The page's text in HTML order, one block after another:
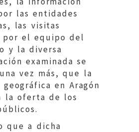
las entidades
las visitas
por el equipo del
y la diversa
examinada se
vez más, que la
en Aragón
la oferta de los
que a dicha